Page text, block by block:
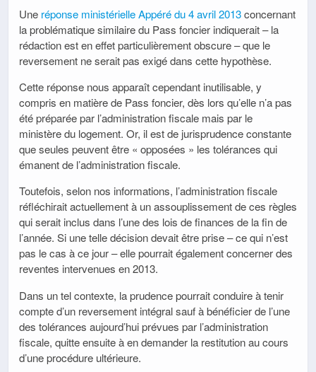
Une réponse ministérielle Appéré du 4 avril 2013concernant
la problématique similaire du Pass foncier indiquerait – la
rédaction est en effet particulièrement obscure – que le
reversement ne serait pas exigé dans cette hypothèse.
Cette réponse nous apparaît cependant inutilisable, y
compris en matière de Pass foncier, dès lors qu’elle n’a pas
été préparée par l’administration fiscale mais par le
ministère du logement. Or, il est de jurisprudence constante
que seules peuvent être « opposées » les tolérances qui
émanent de l’administration fiscale.
Toutefois, selon nos informations, l’administration fiscale
réfléchirait actuellement à un assouplissement de ces règles
qui serait inclus dans l’une des lois de finances de la fin de
l’année. Si une telle décision devait être prise – ce qui n’est
pas le cas à ce jour – elle pourrait également concerner des
reventes intervenues en 2013.
Dans un tel contexte, la prudence pourrait conduire à tenir
compte d’un reversement intégral sauf à bénéficier de l’une
des tolérances aujourd’hui prévues par l’administration
fiscale, quitte ensuite à en demander la restitution au cours
d’une procédure ultérieure.